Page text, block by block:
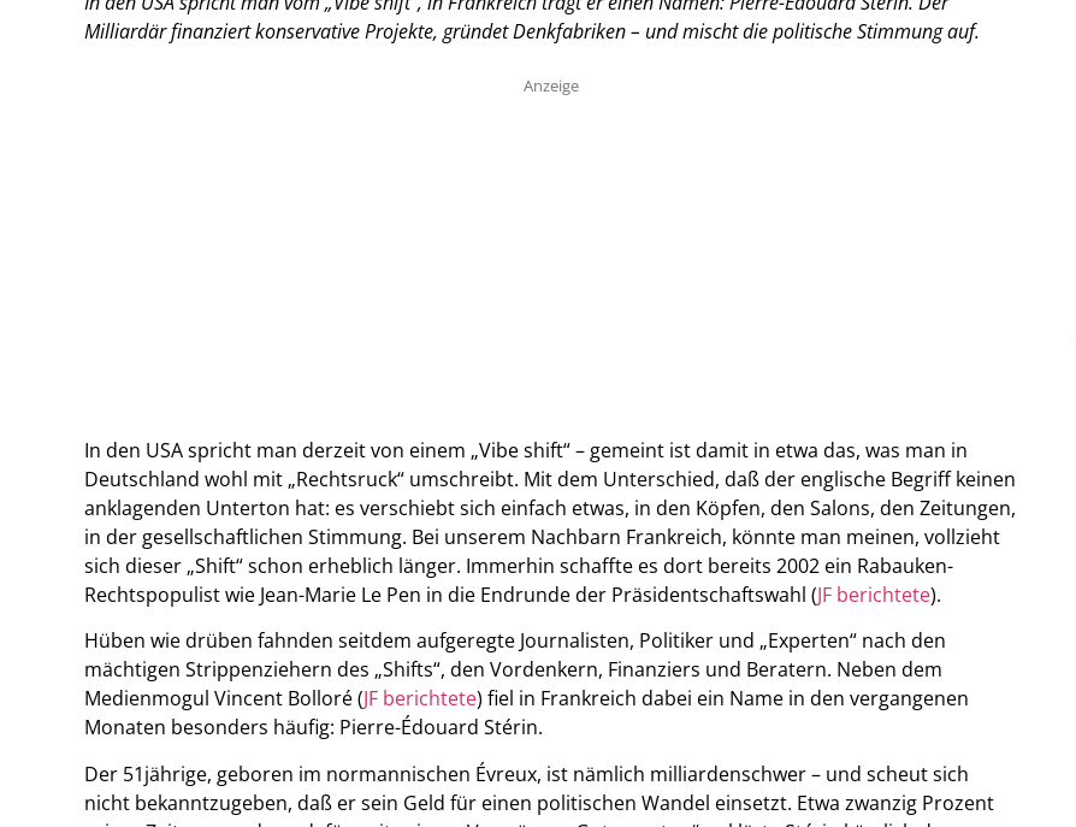
Milliardär finanziert konservative Projekte, gründet Denkfabriken – und mischt die politische Stimmung auf.
Anzeige
In den USA spricht man derzeit von einem „Vibe shift“ – gemeint ist damit in etwa das, was man in
Deutschland wohl mit „Rechtsruck“ umschreibt. Mit dem Unterschied, daß der englische Begriff keinen
anklagenden Unterton hat: es verschiebt sich einfach etwas, in den Köpfen, den Salons, den Zeitungen,
in der gesellschaftlichen Stimmung. Bei unserem Nachbarn Frankreich, könnte man meinen, vollzieht
sich dieser „Shift“ schon erheblich länger. Immerhin schaffte es dort bereits 2002 ein Rabauken-
Rechtspopulist wie Jean-Marie Le Pen in die Endrunde der Präsidentschaftswahl (JF berichtete).
Hüben wie drüben fahnden seitdem aufgeregte Journalisten, Politiker und „Experten“ nach den
mächtigen Strippenziehern des „Shifts“, den Vordenkern, Finanziers und Beratern. Neben dem
Medienmogul Vincent Bolloré (JF berichtete) fiel in Frankreich dabei ein Name in den vergangenen
Monaten besonders häufig: Pierre-Édouard Stérin.
Der 51jährige, geboren im normannischen Évreux, ist nämlich milliardenschwer – und scheut sich
nicht bekanntzugeben, daß er sein Geld für einen politischen Wandel einsetzt. Etwa zwanzig Prozent